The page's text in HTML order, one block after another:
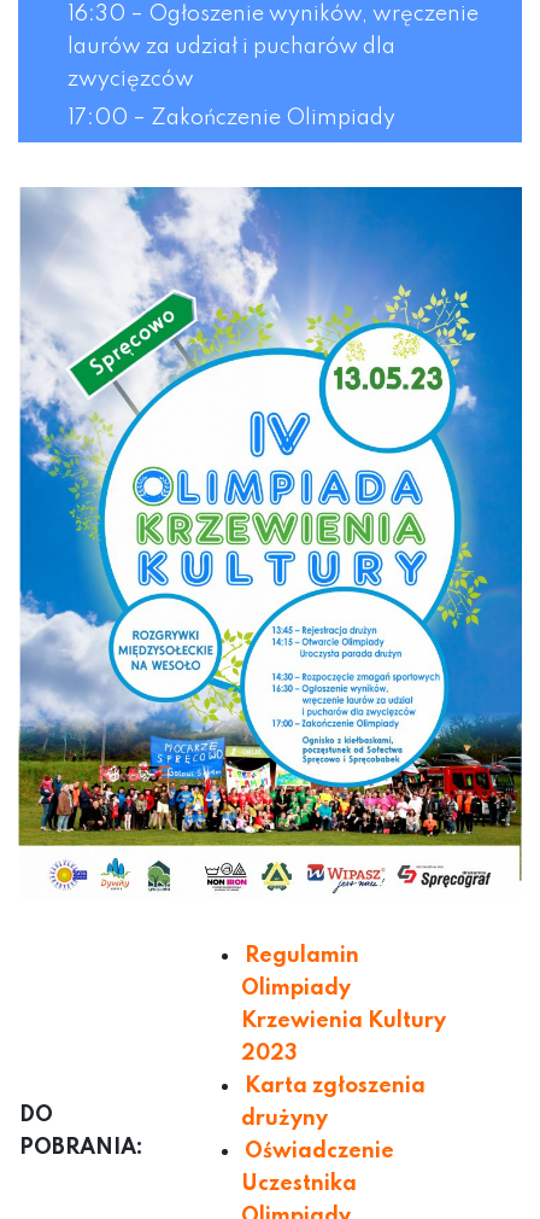
16:30 – Ogłoszenie wyników, wręczenie
laurów za udział i pucharów dla
zwycięzców
17:00 – Zakończenie Olimpiady
DO
POBRANIA:
Regulamin
Olimpiady
Krzewienia Kultury
2023
Karta zgłoszenia
drużyny
Oświadczenie
Uczestnika